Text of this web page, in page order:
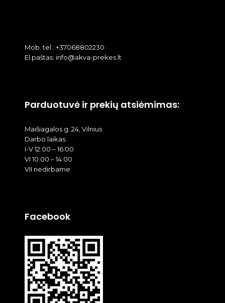
Mob. tel.: +37068802230
El.paštas: info@akva-prekes.lt
Parduotuvė ir prekių atsiėmimas:
Maišiagalos g. 24, Vilnius
Darbo laikas:
I-V 12:00 – 16:00
VI 10:00 – 14:00
VII nedirbame
Facebook